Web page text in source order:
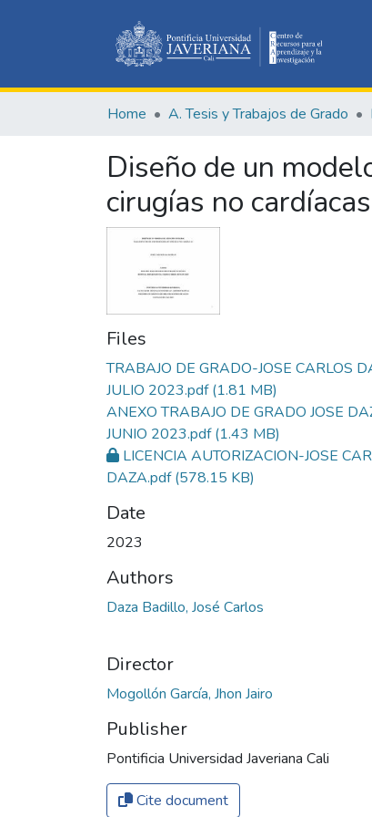
Home A. Tesis y Trabajos de Grado
Diseño de un
cirugías no cardíacas
Files
TRABAJO DE GRADO-JOSE CARLOS
JULIO 2023.pdf(1.81 MB)
ANEXO TRABAJO DE GRADO JOSE
JUNIO 2023.pdf(1.43 MB)
LICENCIA AUTORIZACION-JOSE
DAZA.pdf(578.15 KB)
Date
2023
Authors
Daza Badillo, José Carlos
Director
Mogollón García, Jhon Jairo
Publisher
Pontificia Universidad Javeriana Cali
Cite document